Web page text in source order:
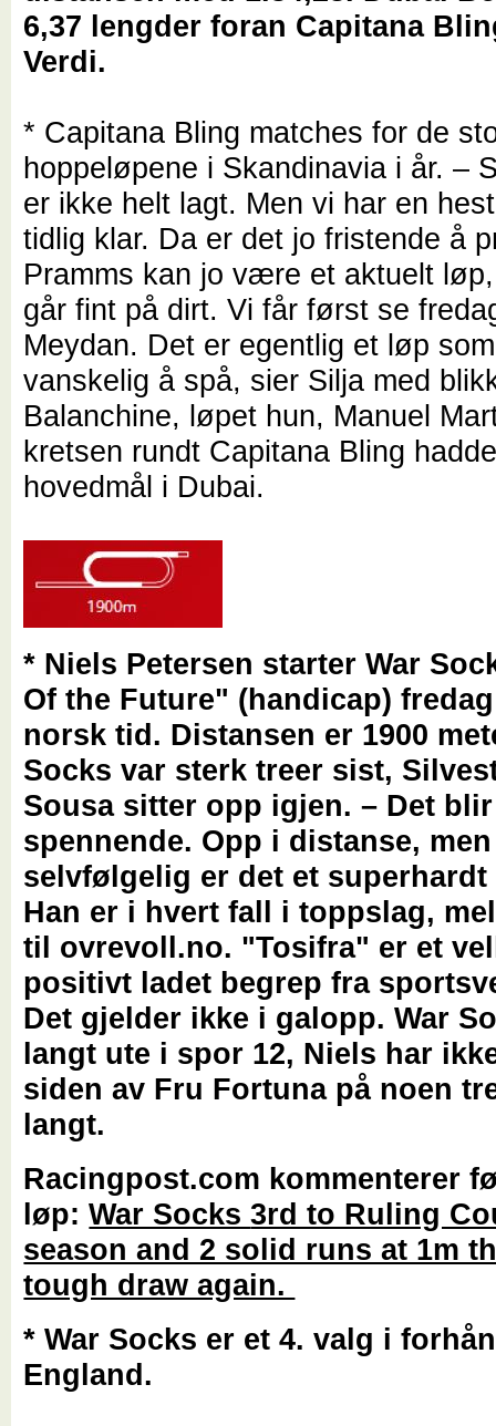
6,37 lengder foran Capitana
Verdi.
* Capitana Bling matches for de
hoppeløpene i Skandinavia i år. –
er ikke helt lagt. Men vi har en
tidlig klar. Da er det jo fristende å
Pramms kan jo være et aktuelt
går fint på dirt. Vi får først se
Meydan. Det er egentlig et løp
vanskelig å spå, sier Silja med
Balanchine, løpet hun, Manuel
kretsen rundt Capitana Bling
hovedmål i Dubai.
* Niels Petersen starter War
Of the Future" (handicap)
norsk tid. Distansen er 1900
Socks var sterk treer sist,
Sousa sitter opp igjen. – Det blir
spennende. Opp i distanse, men
selvfølgelig er det et
Han er i hvert fall i toppslag,
til ovrevoll.no. "Tosifra" er et
positivt ladet begrep fra
Det gjelder ikke i galopp. War
langt ute i spor 12, Niels har
siden av Fru Fortuna på noen
langt.
Racingpost.com kommenterer
løp:War Socks3rd to Ruling
season and 2 solid runs at 1m
tough draw again.
* War Socks er et 4. valg i
England.